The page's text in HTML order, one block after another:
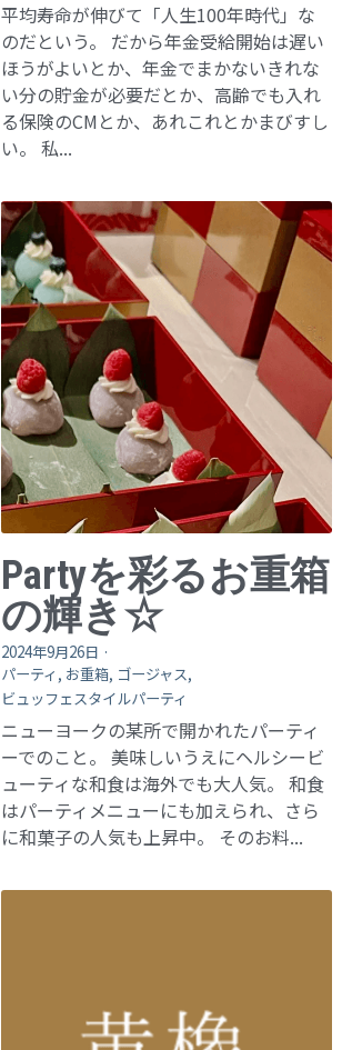
平均寿命が伸びて「人生100年時代」な
のだという。 だから年金受給開始は遅い
ほうがよいとか、年金でまかないきれな
い分の貯金が必要だとか、高齢でも入れ
る保険のCMとか、あれこれとかまびすし
い。 私...
Partyを彩るお重箱
の輝き☆
2024年9月26日 ·
パーティ, お重箱, ゴージャス,
ビュッフェスタイルパーティ
ニューヨークの某所で開かれたパーティ
ーでのこと。 美味しいうえにヘルシービ
ューティな和食は海外でも大人気。 和食
はパーティメニューにも加えられ、さら
に和菓子の人気も上昇中。 そのお料...